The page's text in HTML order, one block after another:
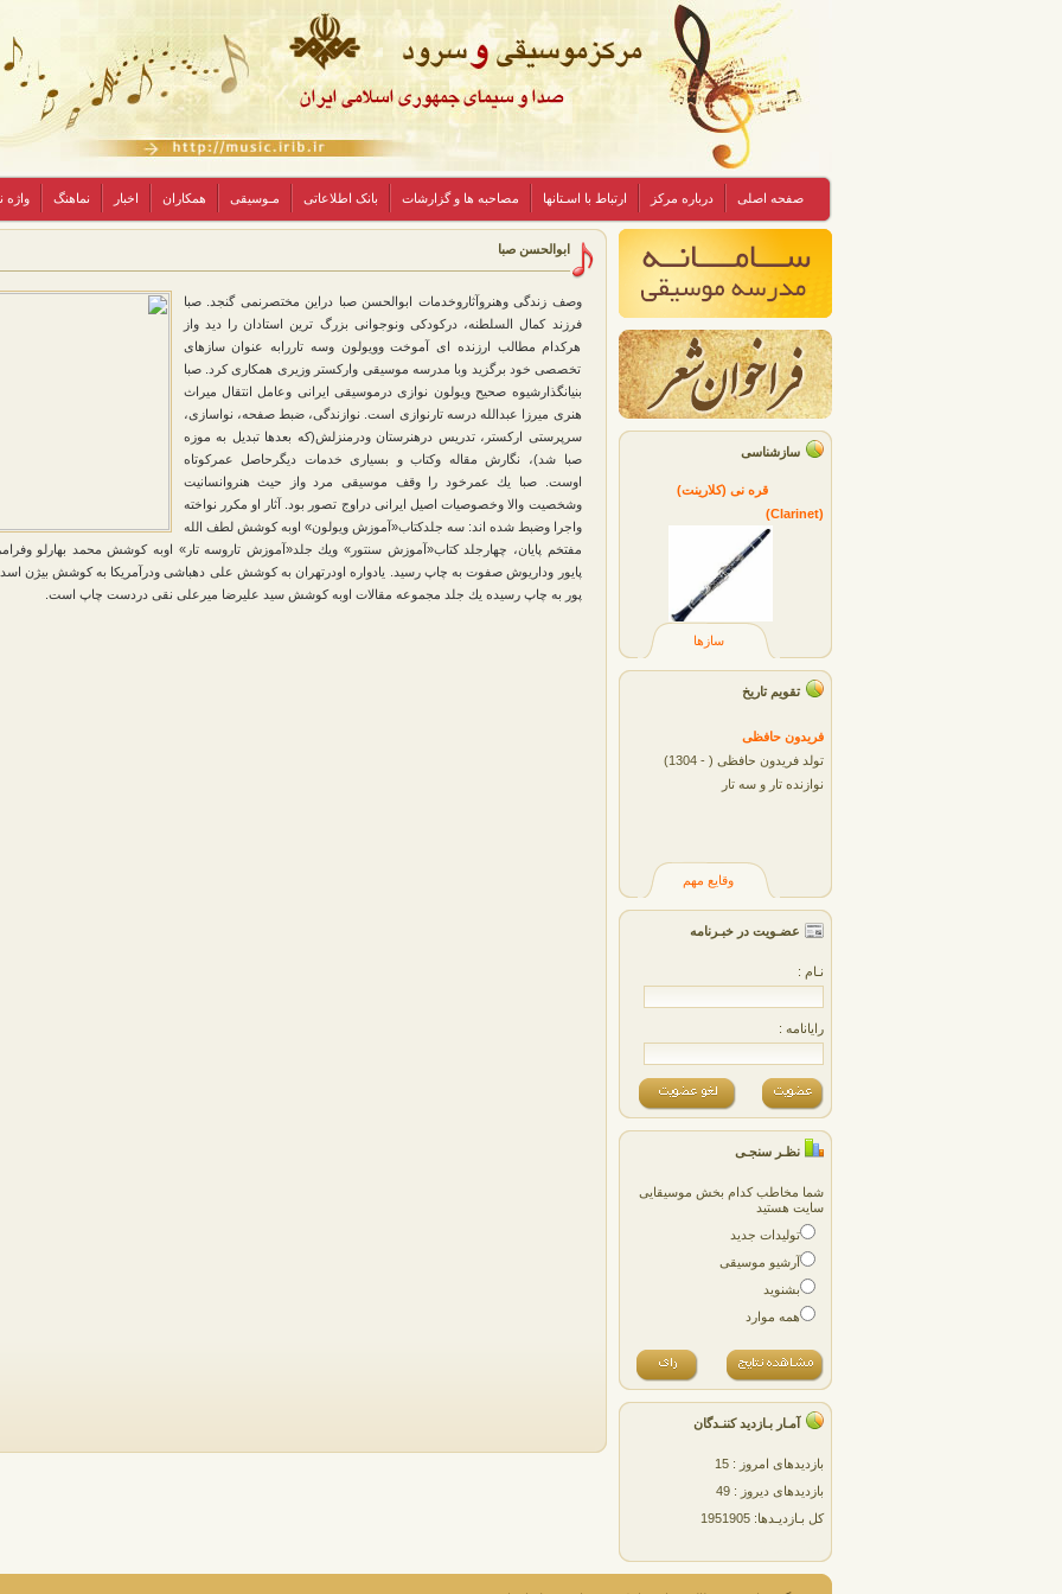
صفحه اصلی درباره مرکز ارتباط با اسـتانها مصاحبه ها و گزارشات بانک اطلاعاتی مـوسیقی همکاران اخبار نماهنگ
سازشناسی
قره نی (کلارینت)
(Clarinet)
سازها
تقویم تاریخ
فريدون حافظی
تولد فریدون حافظی ( - 1304)
نوازنده تار و سه تار
وقایع مهم
عضـویت در خبـرنامه
نـام :
رایانامه :
نظـر سنجـی
شما مخاطب کدام بخش موسیقایی
سایت هستید
تولیدات جدید
آرشیو موسیقی
بشنوید
همه موارد
آمـار بـازدید کننـدگان
بازدیدهای امروز : 15
بازدیدهای دیروز : 49
کل بـازدیـدها: 1951905
ابوالحسن صبا
وصف زندگی وهنروآثاروخدمات ابوالحسن صبا دراین مختصرنمی گنجد. صبا
فرزند كمال السلطنه، دركودكی ونوجوانی بزرگ ترین استادان را دید واز
هركدام مطالب ارزنده ای آموخت وویولون وسه تاررابه عنوان سازهای
تخصصی خود برگزید وبا مدرسه موسیقی واركستر وزیری همكاری كرد. صبا
بنیانگذارشیوه صحیح ویولون نوازی درموسیقی ایرانی وعامل انتقال میراث
هنری میرزا عبدالله درسه تارنوازی است. نوازندگی، ضبط صفحه، نواسازی،
سرپرستی اركستر، تدریس درهنرستان ودرمنزلش(كه بعدها تبدیل به موزه
صبا شد)، نگارش مقاله وكتاب و بسیاری خدمات دیگرحاصل عمركوتاه
اوست. صبا یك عمرخود را وقف موسیقی مرد واز حیث هنروانسانیت
وشخصیت والا وخصوصیات اصیل ایرانی دراوج تصور بود. آثار او مكرر نواخته
واجرا وضبط شده اند: سه جلدكتاب«آموزش ویولون‌» اوبه كوشش لطف الله
مفتخم پایان، چهارجلد كتاب«آموزش سنتور» ویك جلد«آموزش تاروسه تار» اوبه كوشش محمد بهارلو
پایور وداریوش صفوت به چاپ رسید. یادواره اودرتهران به كوشش علی دهباشی ودرآمریكا به كوشش بیژن
پور به چاپ رسیده یك جلد مجموعه مقالات اوبه كوشش سید علیرضا میرعلی نقی دردست چاپ است.